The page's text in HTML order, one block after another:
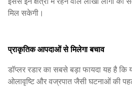
मिल सकेगी।
प्राकृतिक आपदाओं से मिलेगा बचाव
डॉप्लर रडार का सबसे बड़ा फायदा यह है कि
ओलावृष्टि और वज्रपात जैसी घटनाओं की